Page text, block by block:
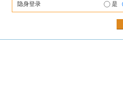
隐身登录 是